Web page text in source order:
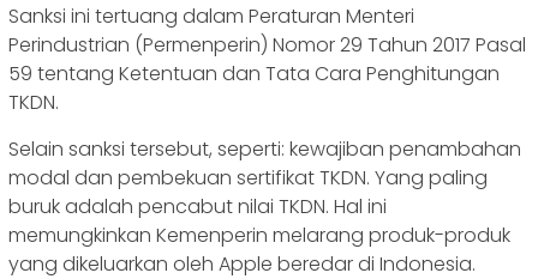
Sanksi ini tertuang dalam Peraturan Menteri
Perindustrian (Permenperin) Nomor 29 Tahun 2017 Pasal
59 tentang Ketentuan dan Tata Cara Penghitungan
TKDN.
Selain sanksi tersebut, seperti: kewajiban penambahan
modal dan pembekuan sertifikat TKDN. Yang paling
buruk adalah pencabut nilai TKDN. Hal ini
memungkinkan Kemenperin melarang produk-produk
yang dikeluarkan oleh Apple beredar di Indonesia.